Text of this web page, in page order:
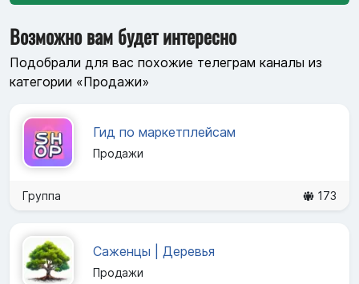
Возможно вам будет интересно
Подобрали для вас похожие телеграм каналы из
категории «Продажи»
Гид по маркетплейсам
Продажи
Группа 173
Саженцы | Деревья
Продажи